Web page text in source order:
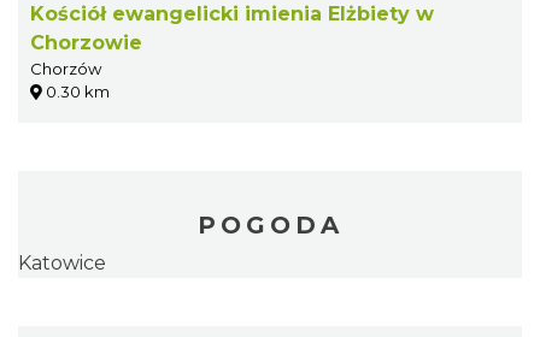
Kościół ewangelicki imienia Elżbiety w
Chorzowie
Chorzów
0.30 km
POGODA
Katowice